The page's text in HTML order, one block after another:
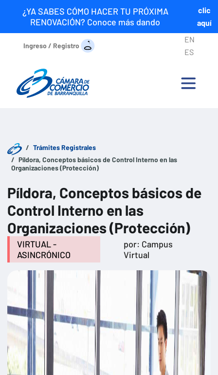
¿YA SABES CÓMO HACER TU PRÓXIMA
RENOVACIÓN? Conoce más dando
clic
aquí
Ingreso / Registro
EN
ES
Trámites Registrales
Píldora, Conceptos básicos de Control Interno en las
Organizaciones (Protección)
Píldora, Conceptos básicos de
Control Interno en las
Organizaciones (Protección)
VIRTUAL -
ASINCRÓNICO
por: Campus
Virtual